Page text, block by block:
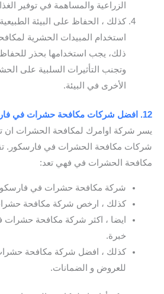
الزراعية والمساهمة في توفير
كذلك ، الحفاظ على البيئة
استخدام المبيدات الحشرية
ذلك، يجب استخدامها بحذر للحفاظ
وتجنب التأثيرات السلبية على
الأخرى في البيئة.
12. افضل شركات مكافحة حشرات في فارسكور
يسر شركة اوامرك لمكافحة الحشرات ان
شركات مكافحة الحشرات في فارسكور.
مكافحة الحشرات في فهي تعد:
شركة مكافحة حشرات في
كذلك ، ارخص شركة مكافحة
ايضا ، اكثر شركة مكافحة حشرات
خبرة.
كذلك ، افضل شركة مكافحة
للعروض و الضمانات.